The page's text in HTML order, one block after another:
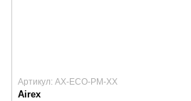
Артикул: AX-ECO-PM-XX
Airex